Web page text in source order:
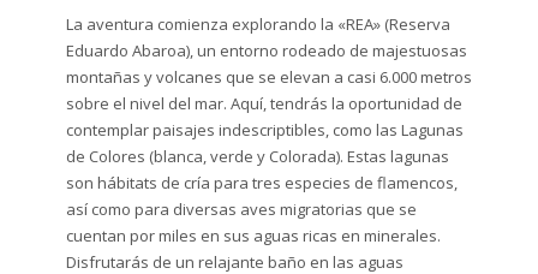
La aventura comienza explorando la «REA» (Reserva
Eduardo Abaroa), un entorno rodeado de majestuosas
montañas y volcanes que se elevan a casi 6.000 metros
sobre el nivel del mar. Aquí, tendrás la oportunidad de
contemplar paisajes indescriptibles, como las Lagunas
de Colores (blanca, verde y Colorada). Estas lagunas
son hábitats de cría para tres especies de flamencos,
así como para diversas aves migratorias que se
cuentan por miles en sus aguas ricas en minerales.
Disfrutarás de un relajante baño en las aguas